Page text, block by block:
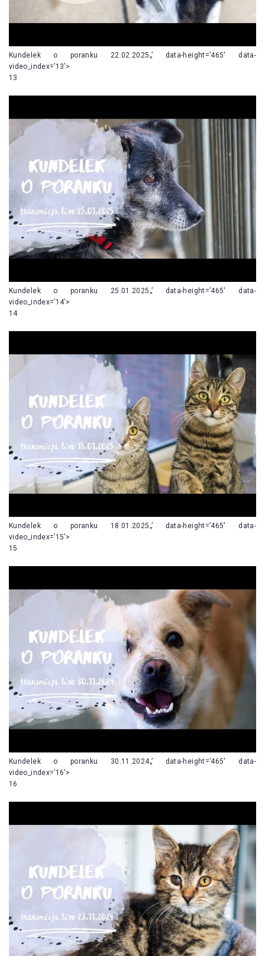
Kundelek o poranku 22.02.2025„’ data-height=’465′ data-
video_index=’13’>
13
Kundelek o poranku 25.01.2025„’ data-height=’465′ data-
video_index=’14’>
14
Kundelek o poranku 18.01.2025„’ data-height=’465′ data-
video_index=’15’>
15
Kundelek o poranku 30.11.2024„’ data-height=’465′ data-
video_index=’16’>
16